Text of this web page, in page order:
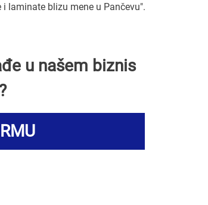
laminate blizu mene u Pančevu".
u našem biznis